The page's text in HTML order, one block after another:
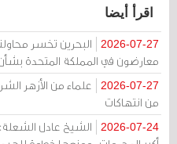
اقرأ أيضا
2026-07-27
البحرين تخسر
معارضون في المملكة المتحدة
2026-07-27
علماء من الأزهر
من انتهاكات
2026-07-24
الشيخ عادل الشعلة: